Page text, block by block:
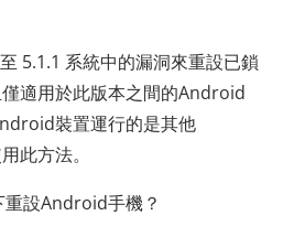
5.1.1 系統中的漏洞來重設已鎖
適用於此版本之間的Android
裝置運行的是其他
此方法。
設Android手機？